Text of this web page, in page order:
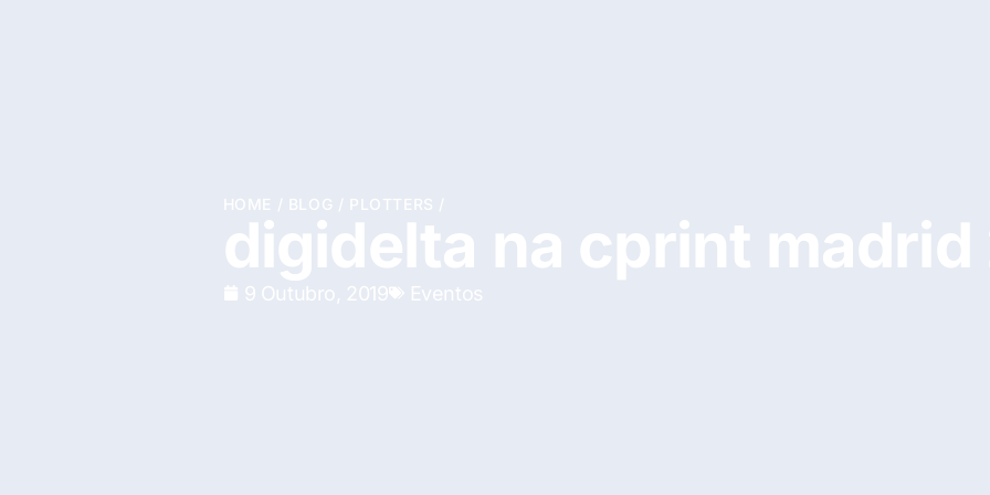
HOME / BLOG / PLOTTERS /
digidelta na cprint madrid
9 Outubro, 2019 Eventos